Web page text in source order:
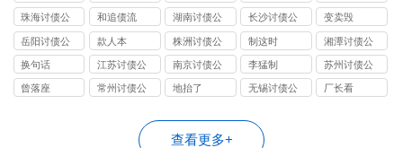
司
司
司
司
珠海讨债公
司
和追债流
湖南讨债公
司
长沙讨债公
司
变卖毁
岳阳讨债公
司
款人本
株洲讨债公
司
制这时
湘潭讨债公
司
换句话
江苏讨债公
司
南京讨债公
司
李猛制
苏州讨债公
司
曾落座
常州讨债公
地抬了
无锡讨债公
厂长看
查看更多+